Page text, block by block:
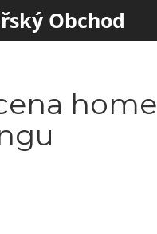
Obchod
home